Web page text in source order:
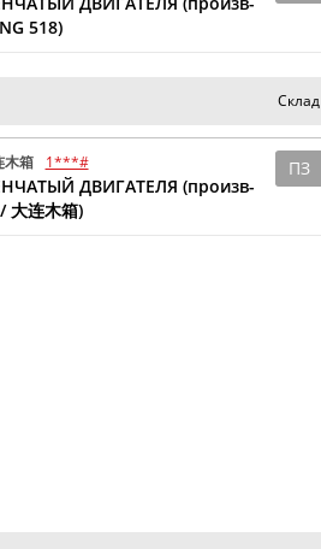
518)
Склад
木箱 1***#
ДВИГАТЕЛЯ (произв-
大连木箱)
ПЗ